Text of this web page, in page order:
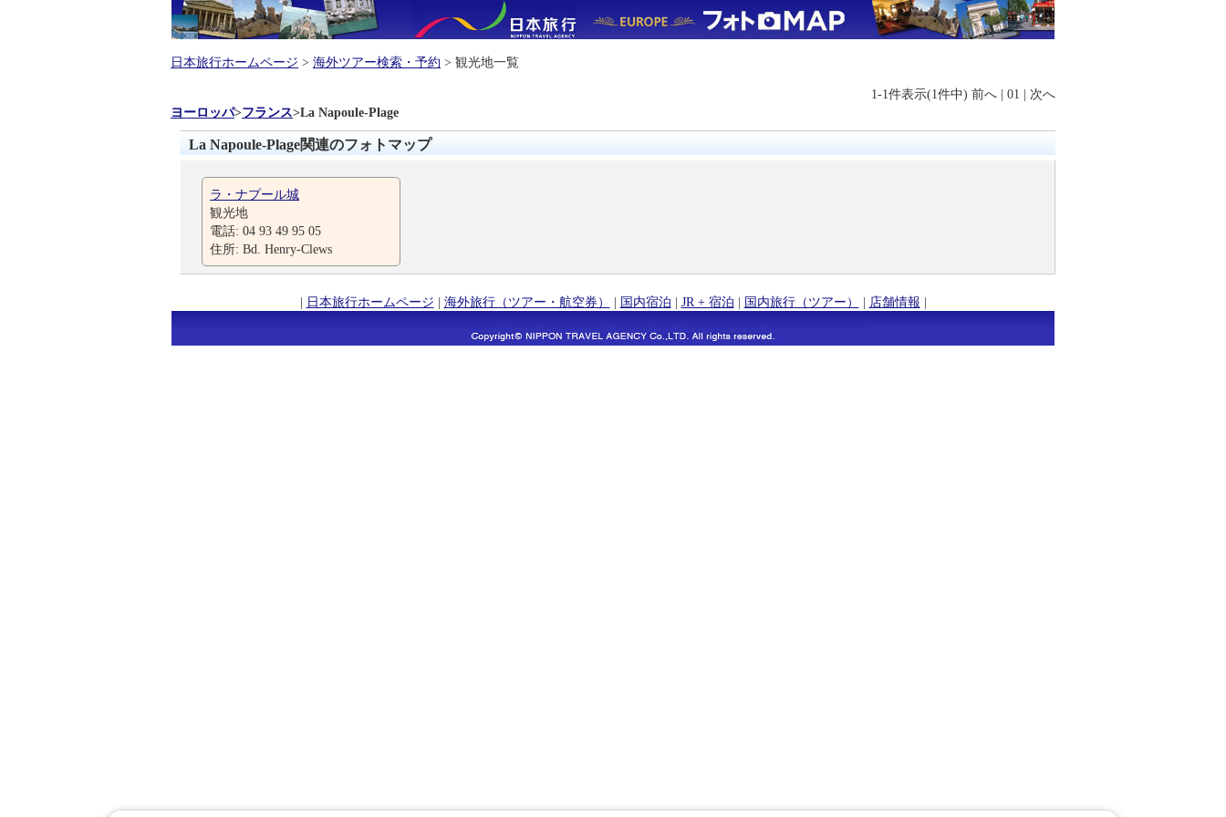
日本旅行ホームページ > 海外ツアー検索・予約 > 観光地一覧
1-1件表示(1件中) 前へ | 01 | 次へ
ヨーロッパ>フランス>La Napoule-Plage
La Napoule-Plage関連のフォトマップ
ラ・ナプール城
観光地
電話: 04 93 49 95 05
住所: Bd. Henry-Clews
| 日本旅行ホームページ | 海外旅行（ツアー・航空券） | 国内宿泊 | JR + 宿泊 | 国内旅行（ツアー） | 店舗情報 |